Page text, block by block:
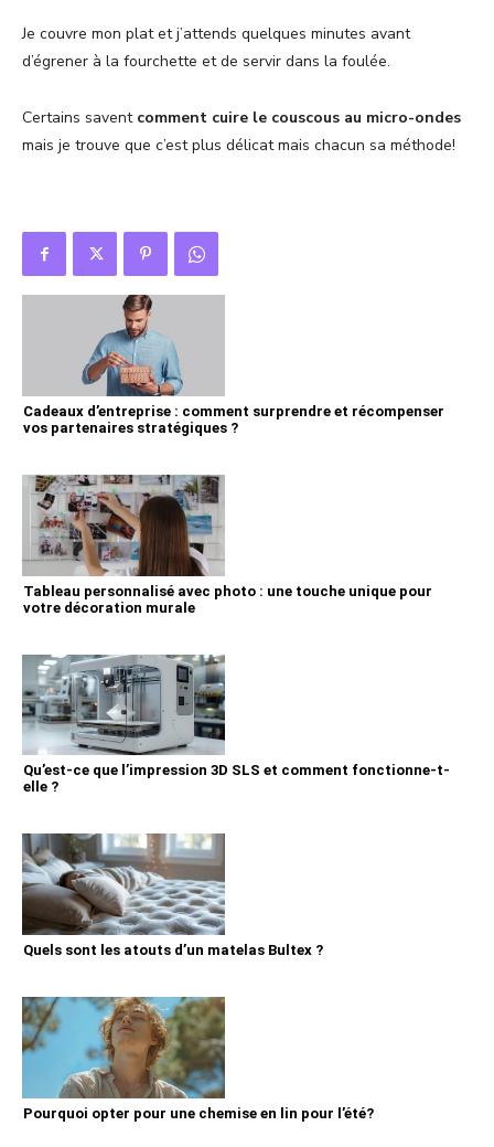
Je couvre mon plat et j’attends quelques minutes avant
d’égrener à la fourchette et de servir dans la foulée.
Certains savent comment cuire le couscous au micro-ondes
mais je trouve que c’est plus délicat mais chacun sa méthode!
Cadeaux d’entreprise : comment surprendre et récompenser
vos partenaires stratégiques ?
Tableau personnalisé avec photo : une touche unique pour
votre décoration murale
Qu’est-ce que l’impression 3D SLS et comment fonctionne-t-
elle ?
Quels sont les atouts d’un matelas Bultex ?
Pourquoi opter pour une chemise en lin pour l’été?